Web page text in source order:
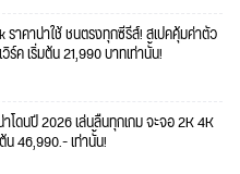
ราคาน่าใช้ ชนตรงทุกซีรีส์! สเปคคุ้มค่าตัว
ค เริ่มต้น 21,990 บาทเท่านั้น!
โดนปี 2026 เล่นลื่นทุกเกม จะจอ 2K 4K
น 46,990.- เท่านั้น!